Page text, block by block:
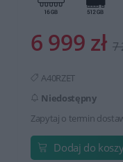
6 999 zł 7
A40RZET
Niedostępny
Zapytaj o termin
Dodaj do